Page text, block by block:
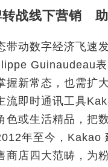
转战线下营销
带动数字经济飞速
Guinaudeau表
握新常态，也需扩
流即时通讯工具
色或生活精品，把
年至今，Kakao
商店四大范畴，为